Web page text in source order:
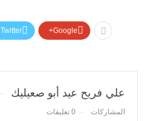
Twitter Google+
علي فريح عيد أبو صعيليك
المشاركات 0 تعليقات